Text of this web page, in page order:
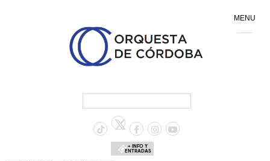
+ INFO Y
ENTRADAS
MENU